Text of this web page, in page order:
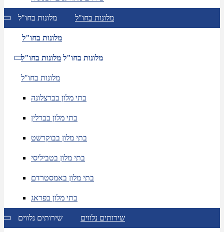
מלונות בחו"ל מלונות בחו"ל
מלונות בחו"ל
מלונות בחו"ל מלונות בחו"ל
מלונות בחו"ל
בתי מלון בברצלונה
בתי מלון בברלין
בתי מלון בבוקרשט
בתי מלון בטביליסי
בתי מלון באמסטרדם
בתי מלון בפראג
שירותים נלווים שירותים נלווים